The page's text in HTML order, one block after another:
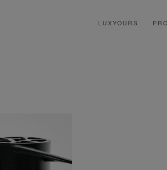
LUXYOURS